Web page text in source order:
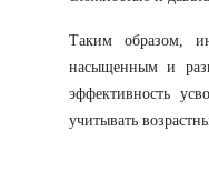
Таким образом,
насыщенным и
эффективность
учитывать